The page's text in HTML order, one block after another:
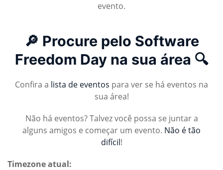
evento.
🔎 Procure pelo Software
Freedom Day na sua área 🔍
Confira a lista de eventos para ver se há eventos na
sua área!
Não há eventos? Talvez você possa se juntar a
alguns amigos e começar um evento. Não é tão
difícil!
Timezone atual: